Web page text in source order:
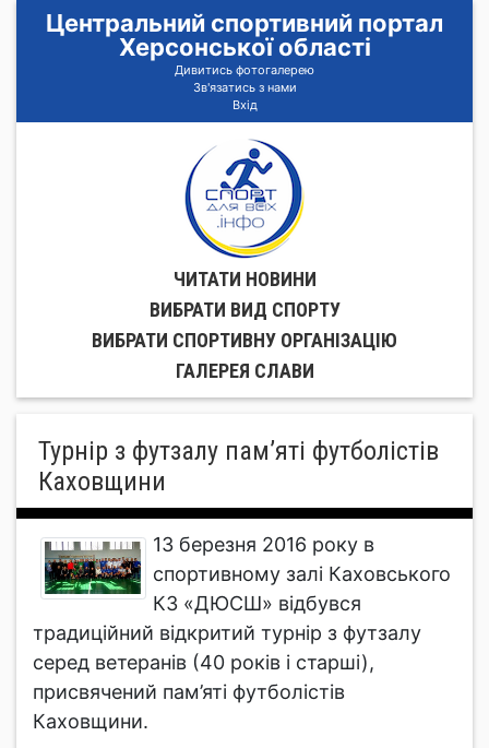
Центральний спортивний портал
Херсонської області
Дивитись фотогалерею
Зв'язатись з нами
Вхід
ЧИТАТИ НОВИНИ
ВИБРАТИ ВИД СПОРТУ
ВИБРАТИ СПОРТИВНУ ОРГАНIЗАЦIЮ
ГАЛЕРЕЯ СЛАВИ
Турнір з футзалу пам’яті футболістів
Каховщини
13 березня 2016 року в
спортивному залі Каховського
КЗ «ДЮСШ» відбувся
традиційний відкритий турнір з футзалу
серед ветеранів (40 років і старші),
присвячений пам’яті футболістів
Каховщини.